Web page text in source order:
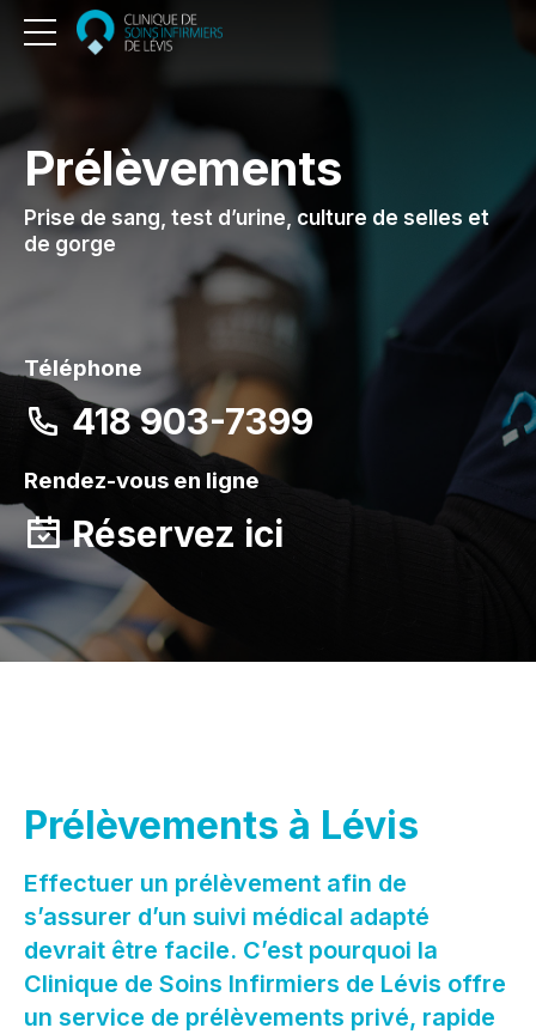
Prélèvements
Prise de sang, test d’urine, culture de selles et
de gorge
Téléphone
418 903-7399
Rendez-vous en ligne
Réservez ici
Prélèvements à Lévis
Effectuer un prélèvement afin de
s’assurer d’un suivi médical adapté
devrait être facile. C’est pourquoi la
Clinique de Soins Infirmiers de Lévis offre
un service de prélèvements privé, rapide